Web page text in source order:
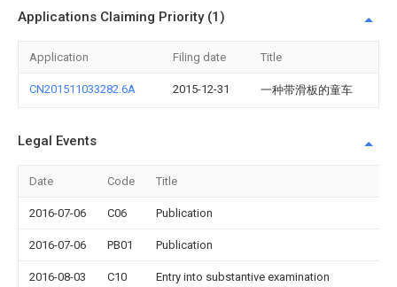
Applications Claiming Priority (1)
Application Filing date Title
CN201511033282.6A 2015-12-31 一种带滑板的童车
Legal Events
Date Code Title
2016-07-06 C06 Publication
2016-07-06 PB01 Publication
2016-08-03 C10 Entry into substantive examination